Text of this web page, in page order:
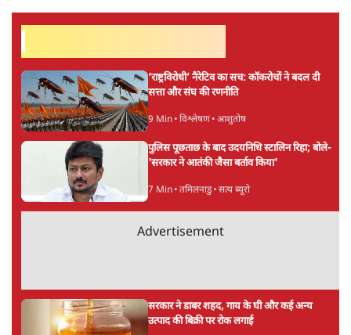
सत्य हिन्दी ऐपडाउनलोड
वंदिता मिश्रा
की और स्टोरी पढ़ें
अगली खबर लोड हो रही है...